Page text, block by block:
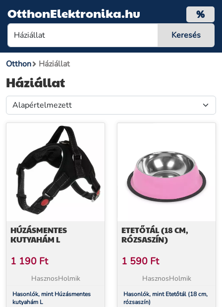
OtthonElektronika.hu %
Otthon Háziállat
Háziállat
HÚZÁSMENTES
KUTYAHÁM L
1 190 Ft
HasznosHolmik
Hasonlók, mint Húzásmentes
kutyahám L
ETETŐTÁL (18 CM,
RÓZSASZÍN)
1 590 Ft
HasznosHolmik
Hasonlók, mint Etetőtál (18 cm,
rózsaszín)